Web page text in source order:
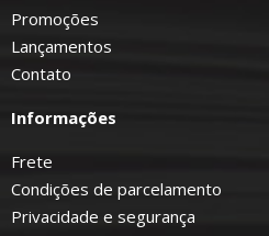
Promoções
Lançamentos
Contato
Informações
Frete
Condições de parcelamento
Privacidade e segurança